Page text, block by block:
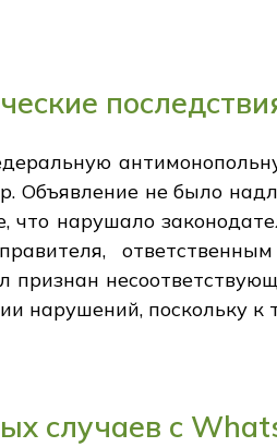
Объявление не было
нарушало
ответственным
признан
нарушений, поскольку
случаев с